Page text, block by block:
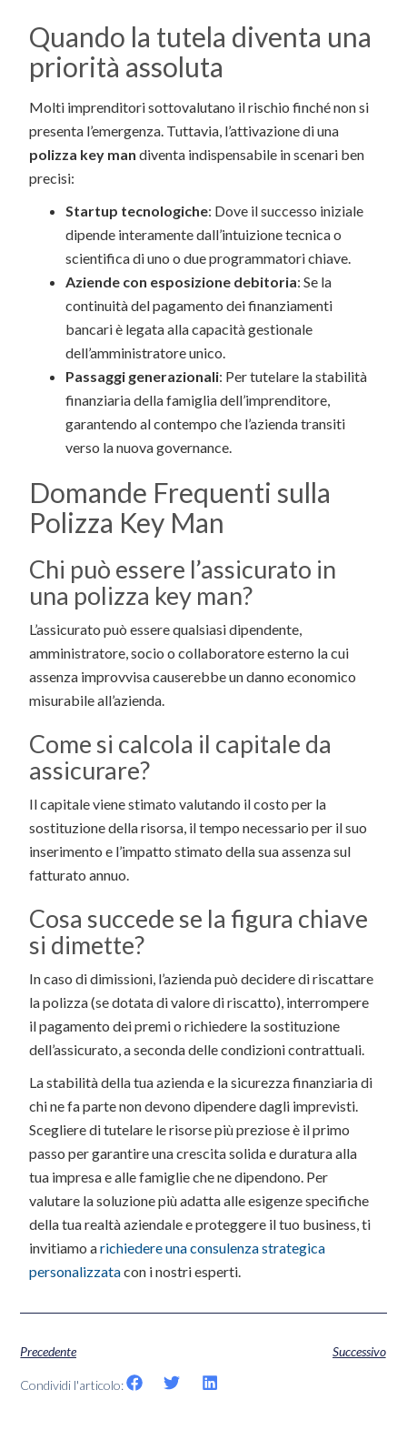
Quando la tutela diventa una
priorità assoluta
Molti imprenditori sottovalutano il rischio finché non si
presenta l’emergenza. Tuttavia, l’attivazione di una
polizza key man diventa indispensabile in scenari ben
precisi:
Startup tecnologiche: Dove il successo iniziale
dipende interamente dall’intuizione tecnica o
scientifica di uno o due programmatori chiave.
Aziende con esposizione debitoria: Se la
continuità del pagamento dei finanziamenti
bancari è legata alla capacità gestionale
dell’amministratore unico.
Passaggi generazionali: Per tutelare la stabilità
finanziaria della famiglia dell’imprenditore,
garantendo al contempo che l’azienda transiti
verso la nuova governance.
Domande Frequenti sulla
Polizza Key Man
Chi può essere l’assicurato in
una polizza key man?
L’assicurato può essere qualsiasi dipendente,
amministratore, socio o collaboratore esterno la cui
assenza improvvisa causerebbe un danno economico
misurabile all’azienda.
Come si calcola il capitale da
assicurare?
Il capitale viene stimato valutando il costo per la
sostituzione della risorsa, il tempo necessario per il suo
inserimento e l’impatto stimato della sua assenza sul
fatturato annuo.
Cosa succede se la figura chiave
si dimette?
In caso di dimissioni, l’azienda può decidere di riscattare
la polizza (se dotata di valore di riscatto), interrompere
il pagamento dei premi o richiedere la sostituzione
dell’assicurato, a seconda delle condizioni contrattuali.
La stabilità della tua azienda e la sicurezza finanziaria di
chi ne fa parte non devono dipendere dagli imprevisti.
Scegliere di tutelare le risorse più preziose è il primo
passo per garantire una crescita solida e duratura alla
tua impresa e alle famiglie che ne dipendono. Per
valutare la soluzione più adatta alle esigenze specifiche
della tua realtà aziendale e proteggere il tuo business, ti
invitiamo arichiedere una consulenza strategica
personalizzatacon i nostri esperti.
Precedente Successivo
Condividi l'articolo: